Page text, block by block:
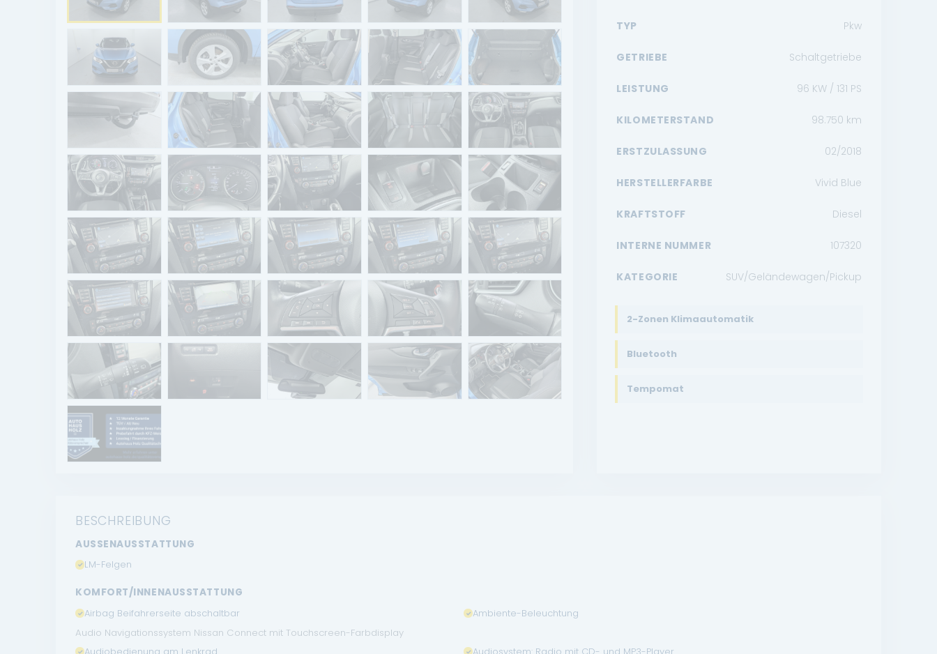
TYP Pkw
GETRIEBE Schaltgetriebe
LEISTUNG 96 KW / 131 PS
KILOMETERSTAND 98.750 km
ERSTZULASSUNG 02/2018
HERSTELLERFARBE Vivid Blue
KRAFTSTOFF Diesel
INTERNE NUMMER 107320
KATEGORIE SUV/Geländewagen/Pickup
2-Zonen Klimaautomatik
Bluetooth
Tempomat
BESCHREIBUNG
AUSSENAUSSTATTUNG
LM-Felgen
KOMFORT/INNENAUSSTATTUNG
Airbag Beifahrerseite abschaltbar
Ambiente-Beleuchtung
Audio Navigationssystem Nissan Connect mit Touchscreen-Farbdisplay